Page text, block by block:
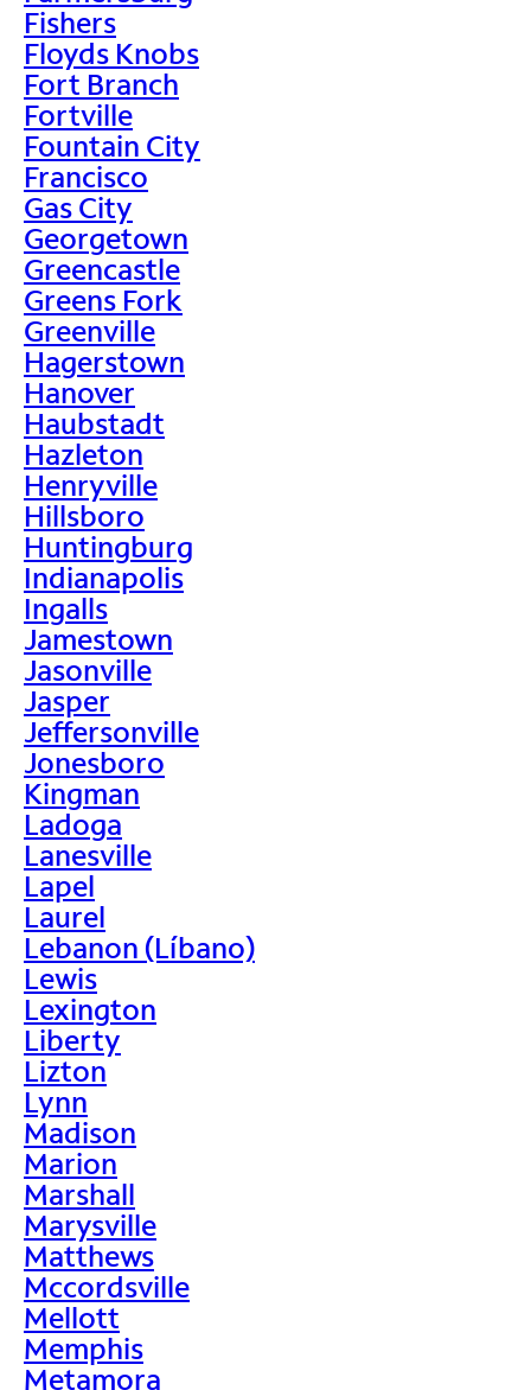
Fishers
Floyds Knobs
Fort Branch
Fortville
Fountain City
Francisco
Gas City
Georgetown
Greencastle
Greens Fork
Greenville
Hagerstown
Hanover
Haubstadt
Hazleton
Henryville
Hillsboro
Huntingburg
Indianapolis
Ingalls
Jamestown
Jasonville
Jasper
Jeffersonville
Jonesboro
Kingman
Ladoga
Lanesville
Lapel
Laurel
Lebanon (Líbano)
Lewis
Lexington
Liberty
Lizton
Lynn
Madison
Marion
Marshall
Marysville
Matthews
Mccordsville
Mellott
Memphis
Metamora